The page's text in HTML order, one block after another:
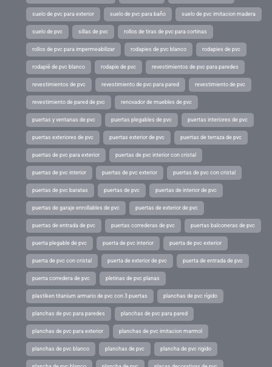
suelo de pvc para exterior suelo de pvc para baño suelo de pvc imitacion madera
suelo de pvc sillas de pvc rollos de tiras de pvc para cortinas
rollos de pvc para impermeabilizar rodapies de pvc blanco rodapies de pvc
rodapié de pvc blanco rodapie de pvc revestimientos de pvc para paredes
revestimientos de pvc revestimiento de pvc para pared revestimiento de pvc
revestimiento de pared de pvc renovador de muebles de pvc
puertas y ventanas de pvc puertas plegables de pvc puertas interiores de pvc
puertas exteriores de pvc puertas exterior de pvc puertas de terraza de pvc
puertas de pvc para exterior puertas de pvc interior con cristal
puertas de pvc interior puertas de pvc exterior puertas de pvc con cristal
puertas de pvc baratas puertas de pvc puertas de interior de pvc
puertas de garaje enrollables de pvc puertas de exterior de pvc
puertas de entrada de pvc puertas correderas de pvc puertas balconeras de pvc
puerta plegable de pvc puerta de pvc interior puerta de pvc exterior
puerta de pvc con cristal puerta de exterior de pvc puerta de entrada de pvc
puerta corredera de pvc pletinas de pvc planas
plastiken titanium armario de pvc con 3 puertas planchas de pvc rígido
planchas de pvc para paredes planchas de pvc para pared
planchas de pvc para exterior planchas de pvc imitacion marmol
planchas de pvc blanco planchas de pvc plancha de pvc rigido